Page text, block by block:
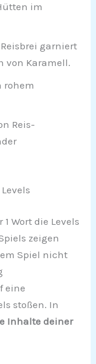
im
garniert
von Karamell.
rohem
Reis-
Wort die Levels
zeigen
Spiel nicht
eine
stoßen. In
Inhalte deiner